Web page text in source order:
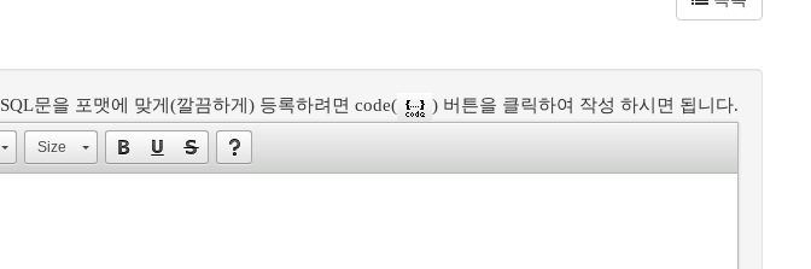
SQL문을 포맷에 맞게(깔끔하게) 등록하려면 code( ) 버튼을 클릭하여 작성 하시면 됩니다.
Size